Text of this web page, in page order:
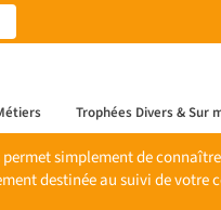
Trophées Divers & Sur
permet simplement de
destinée au suivi de votre